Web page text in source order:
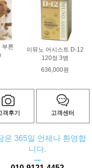
부론
이뮤노 어시스트 D-12
120정 3병
636,000원
객후기 고객센터
은 365일 언제나 환영합
니다.
ㅡ